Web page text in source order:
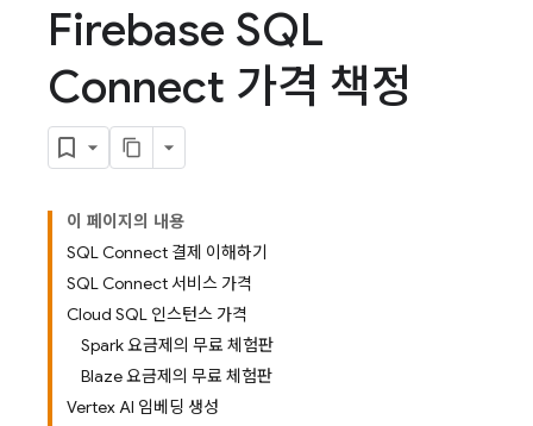
Firebase SQL
Connect 가격 책정
이 페이지의 내용
SQL Connect 결제 이해하기
SQL Connect 서비스 가격
Cloud SQL 인스턴스 가격
Spark 요금제의 무료 체험판
Blaze 요금제의 무료 체험판
Vertex AI 임베딩 생성